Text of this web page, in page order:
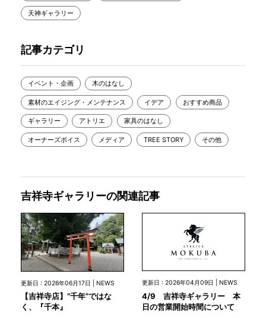
天神ギャラリー
記事カテゴリ
イベント・企画 木のはなし
素材のエイジング・メンテナンス イデア おすすめ商品
ギャラリー アトリエ 家具のはなし
オーナーズボイス メディア TREE STORY その他
吉祥寺ギャラリーの関連記事
更新日 : 2026年06月17日 | NEWS
【吉祥寺店】”千年”ではな
く、『千本』
更新日 : 2026年04月09日 | NEWS
4/9 吉祥寺ギャラリー 本
日の営業開始時間について